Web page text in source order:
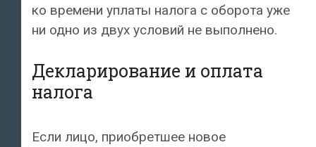
ко времени уплаты налога с оборота уже
ни одно из двух условий не выполнено.
Декларирование и оплата
налога
Если лицо, приобретшее новое